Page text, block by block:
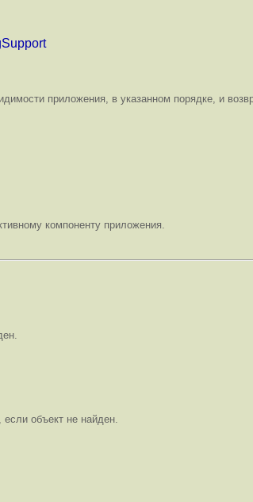
приложения, в указанном порядке, и
компоненту приложения.
объект не найден.